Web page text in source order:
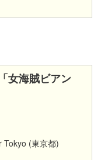
女海賊ビアン
(東京都)